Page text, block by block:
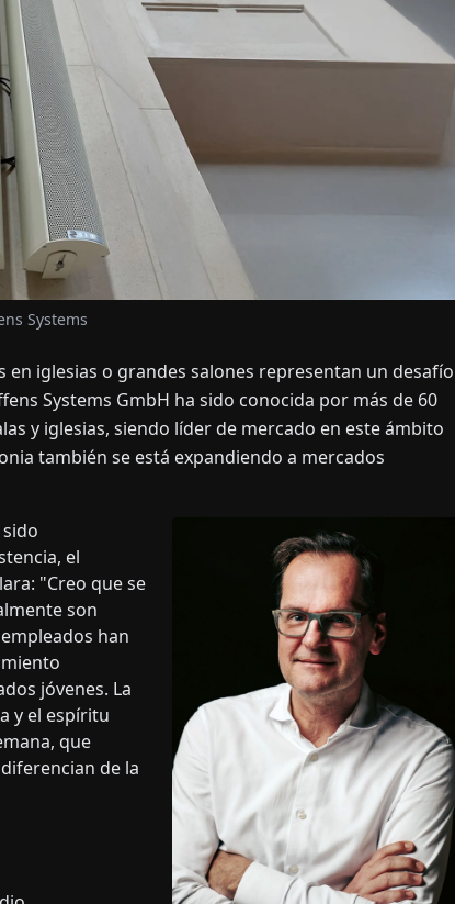
Systems
iglesias o grandes salones representan un desafío
Systems GmbH ha sido conocida por más de 60
y iglesias, siendo líder de mercado en este ámbito
también se está expandiendo a mercados
el
"Creo que se
son
han
jóvenes. La
y el espíritu
que
de la